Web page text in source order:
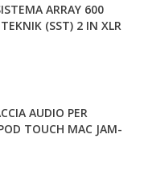
ARRAY 600
(SST) 2 IN XLR
AUDIO PER
TOUCH MAC JAM-